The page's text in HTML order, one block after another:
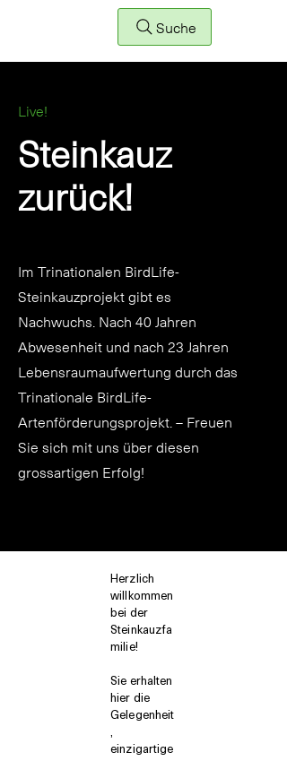
Suche
Live!
Steinkauz
zurück!
Im Trinationalen BirdLife-
Steinkauzprojekt gibt es
Nachwuchs. Nach 40 Jahren
Abwesenheit und nach 23 Jahren
Lebensraumaufwertung durch das
Trinationale BirdLife-
Artenförderungsprojekt. – Freuen
Sie sich mit uns über diesen
grossartigen Erfolg!
Herzlich
willkommen
bei der
Steinkauzfa
milie!
Sie erhalten
hier die
Gelegenheit
,
einzigartige